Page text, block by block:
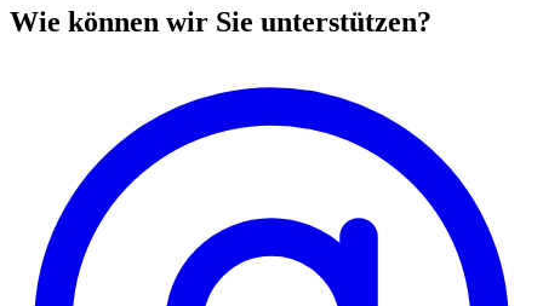
Wie können wir Sie unterstützen?